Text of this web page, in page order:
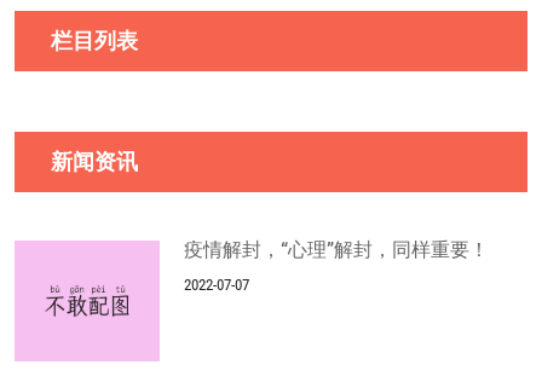
栏目列表
新闻资讯
疫情解封，“心理”解封，同样重要！
2022-07-07